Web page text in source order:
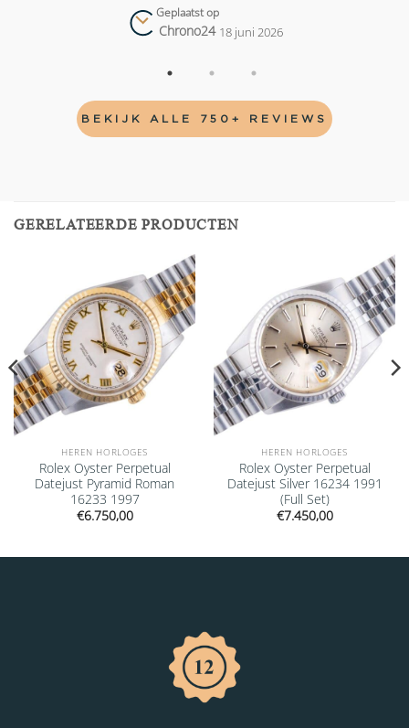
Geplaatst op
Chrono24 18 juni 2026
BEKIJK ALLE 750+ REVIEWS
GERELATEERDE PRODUCTEN
Add to
wishlist
HEREN HORLOGES
Rolex Oyster Perpetual
Datejust Pyramid Roman
16233 1997
€6.750,00
Add to
wishlist
HEREN HORLOGES
Rolex Oyster Perpetual
Datejust Silver 16234 1991
(Full Set)
€7.450,00